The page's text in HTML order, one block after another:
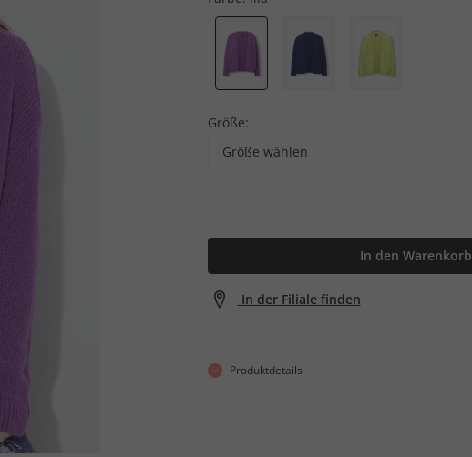
Größe:
Größe wählen
In den Warenkorb
In der Filiale finden
Produktdetails